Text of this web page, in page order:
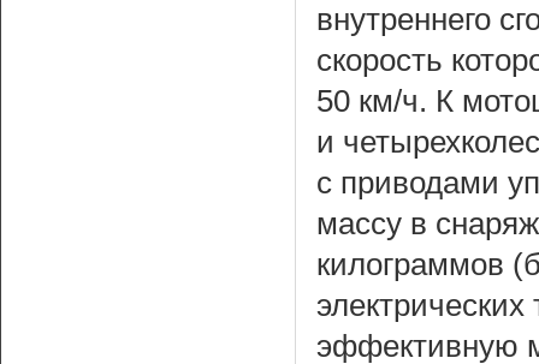
внутреннего
скорость
50 км/ч. К
и
с приводами
массу в
килограммов
эффективную